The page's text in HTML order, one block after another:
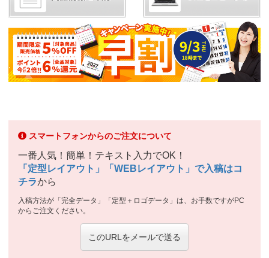
スマートフォンからのご注文について
一番人気！簡単！テキスト入力でOK！
「定型レイアウト」「WEBレイアウト」で入稿はコ
チラから
入稿方法が「完全データ」「定型＋ロゴデータ」は、お手数ですがPC
からご注文ください。
このURLをメールで送る